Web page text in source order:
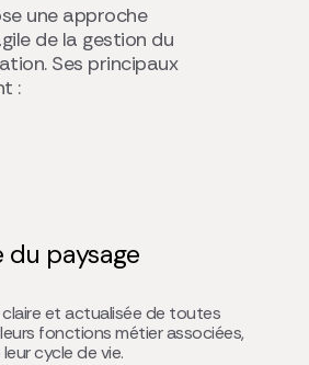
une approche
de la gestion du
Ses principaux
:
du paysage
claire et actualisée de toutes
fonctions métier associées,
cycle de vie.